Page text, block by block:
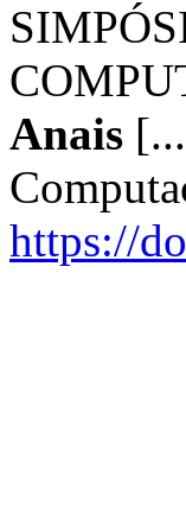
Anais
https://